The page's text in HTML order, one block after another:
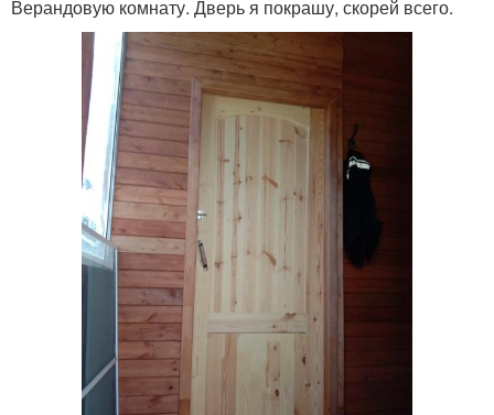
Верандовую комнату. Дверь я покрашу, скорей всего.